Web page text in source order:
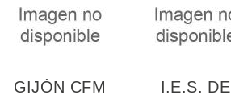
2ND
GIJÓN CFM
I.E.S. DE